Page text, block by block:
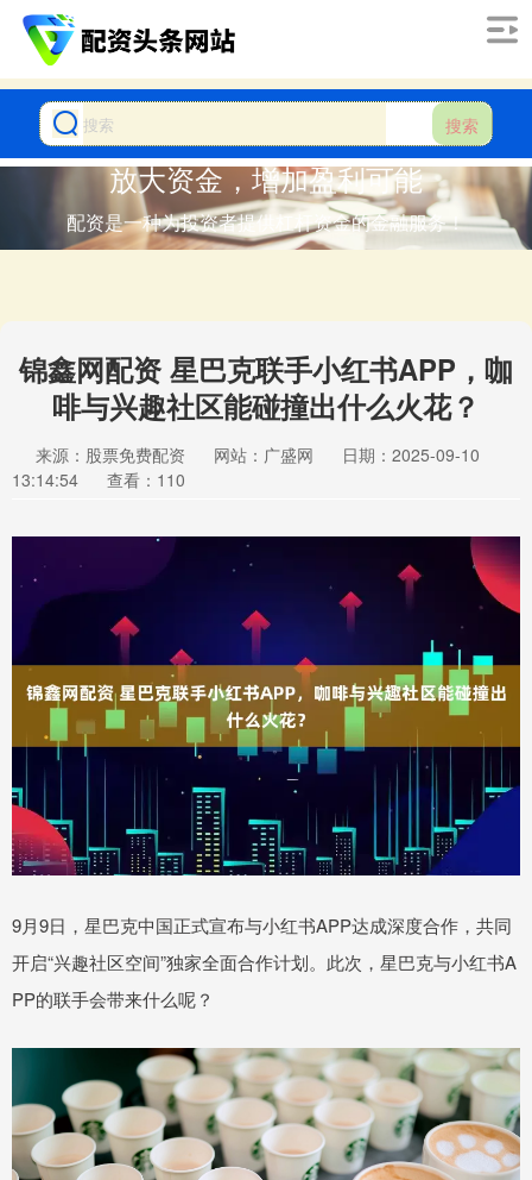
搜索
放大资金，增加盈利可能
配资是一种为投资者提供杠杆资金的金融服务！
锦鑫网配资 星巴克联手小红书APP，咖
啡与兴趣社区能碰撞出什么火花？
来源：股票免费配资 网站：广盛网
日期：2025-09-10
13:14:54
查看：110
9月9日，星巴克中国正式宣布与小红书APP达成深度合作，共同
开启“兴趣社区空间”独家全面合作计划。此次，星巴克与小红书A
PP的联手会带来什么呢？